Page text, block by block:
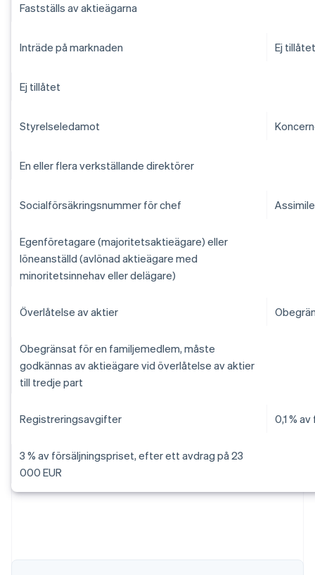
Fastställs av aktieägarna
Inträde på marknaden Ej
Ej tillåtet
Styrelseledamot
En eller flera verkställande direktörer
Socialförsäkringsnummer för chef
Egenföretagare (majoritetsaktieägare) eller
löneanställd (avlönad aktieägare med
minoritetsinnehav eller delägare)
Överlåtelse av aktier
Obegränsat för en familjemedlem, måste
godkännas av aktieägare vid överlåtelse av aktier
till tredje part
Registreringsavgifter 0,1 %
3 % av försäljningspriset, efter ett avdrag på 23
000 EUR
Australien
PortuguêsEnglish